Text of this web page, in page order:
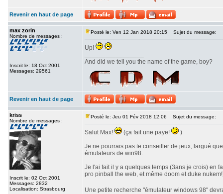
Revenir en haut de page
max zorin
Nombre de messages :
Inscrit le: 18 Oct 2001
Messages: 29561
Posté le: Ven 12 Jan 2018 20:15 Sujet du message:
Up!
And did we tell you the name of the game, boy?
Revenir en haut de page
kriss
Nombre de messages :
Inscrit le: 02 Oct 2001
Messages: 2832
Localisation: Strasbourg
Posté le: Jeu 01 Fév 2018 12:06 Sujet du message:
Salut Max! (ça fait une paye!
)
Je ne pourrais pas te conseiller de jeux, largué
émulateurs de win98.
Je l'ai fait il y a quelques temps (3ans je crois) en
pro pinball the web, et même doom et duke
Une petite recherche "émulateur windows 98"